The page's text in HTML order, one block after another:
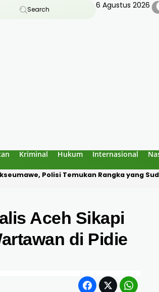
Search 6 Agustus 2026
Kriminal Hukum Internasional
Polisi Temukan Rangka yang
Aceh Sikapi
di Pidie